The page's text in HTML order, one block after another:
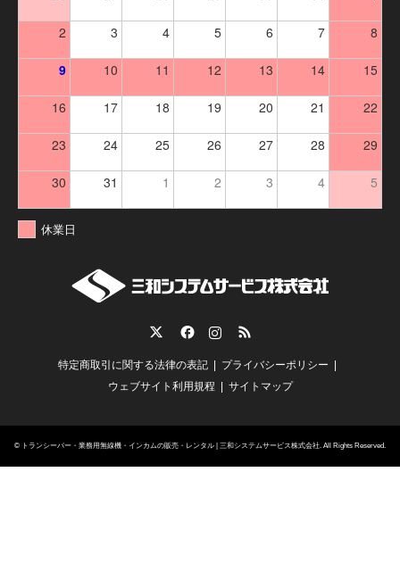
2 3 4 5 6 7 8
9 10 11 12 13 14 15
16 17 18 19 20 21 22
23 24 25 26 27 28 29
30 31 1 2 3 4 5
休業日
RSS
特定商取引に関する法律の表記
プライバシーポリシー
ウェブサイト利用規程
サイトマップ
© トランシーバー・業務用無線機・インカムの販売・レンタル | 三和システムサービス株式会社. All Rights Reserved.